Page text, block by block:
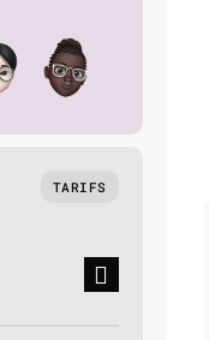
TARIFS